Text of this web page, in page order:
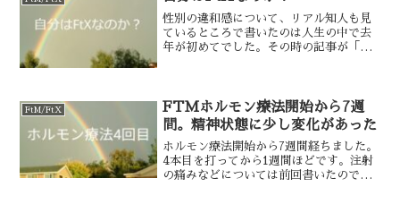
性別の違和感について、リアル知人も見
ているところで書いたのは人生の中で去
年が初めてでした。その時の記事が「悩
の違和感の話題が「子宮...
FtM/FtX
FTMホルモン療法開始から7週
間。精神状態に少し変化があった
ホルモン療法開始から7週間経ちました。
4本目を打ってから1週間ほどです。注射
の痛みなどについては前回書いたので、